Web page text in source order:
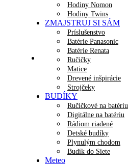
Hodiny Nomon
Hodiny Twins
ZMAJSTRUJ SI SÁM
Príslušenstvo
Batérie Panasonic
Batérie Renata
Ručičky
Matice
Drevené inšpirácie
Strojčeky
BUDÍKY
Ručičkové na batériu
Digitálne na batériu
Rádiom riadené
Detské budíky
Plynulým chodom
Budík do Siete
Meteo